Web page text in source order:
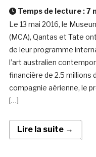
Temps de lecture :7
Le 13 mai 2016, le
(MCA), Qantas et Tate
de leur programme
l’art australien
financière de 2.5 millions
compagnie aérienne, le
[…]
Lire la suite →